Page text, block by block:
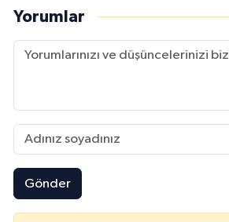
Yorumlar
Gönder